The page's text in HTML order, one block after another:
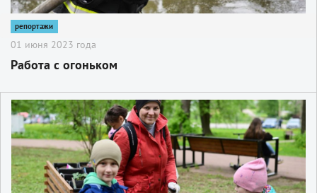
репортажи
01 июня 2023 года
Работа с огоньком
2